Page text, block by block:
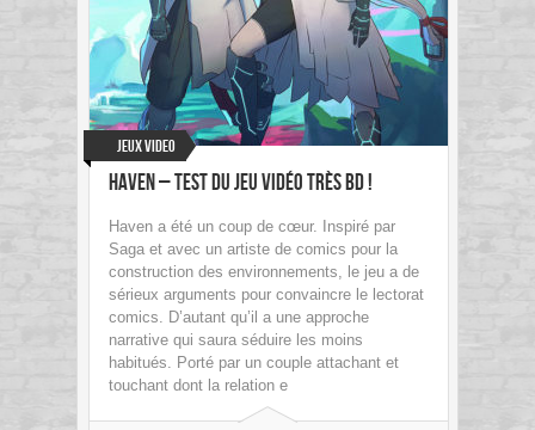
Jeux Video
Haven – Test du jeu vidéo très BD !
Haven a été un coup de cœur. Inspiré par
Saga et avec un artiste de comics pour la
construction des environnements, le jeu a de
sérieux arguments pour convaincre le lectorat
comics. D’autant qu’il a une approche
narrative qui saura séduire les moins
habitués. Porté par un couple attachant et
touchant dont la relation e